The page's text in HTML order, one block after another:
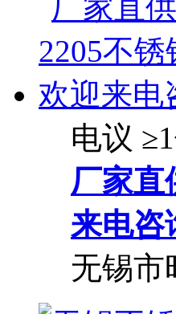
电议
厂家直
来电咨
无锡市